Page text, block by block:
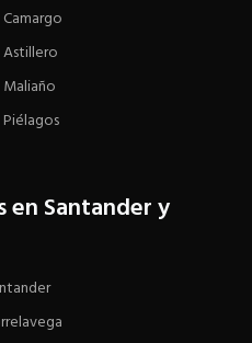
en Santander y